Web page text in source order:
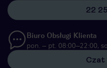
22
Biuro Obsługi Klienta
pon. – pt. 08:00–22:00,
Czat